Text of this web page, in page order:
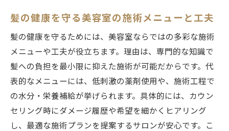
髪の健康を守る美容室の施術メニューと工夫
髪の健康を守るためには、美容室ならではの多彩な施術
メニューや工夫が役立ちます。理由は、専門的な知識で
髪への負担を最小限に抑えた施術が可能だからです。代
表的なメニューには、低刺激の薬剤使用や、施術工程で
の水分・栄養補給が挙げられます。具体的には、カウン
セリング時にダメージ履歴や希望を細かくヒアリング
し、最適な施術プランを提案するサロンが安心です。こ